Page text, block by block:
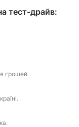
тест-драйв:
грошей.